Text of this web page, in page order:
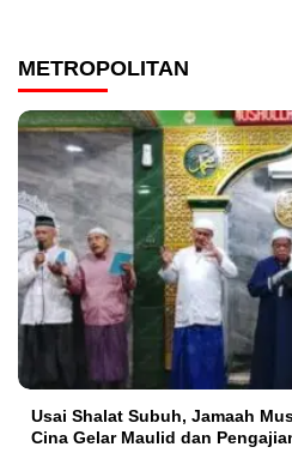
METROPOLITAN
Usai Shalat Subuh, Jamaah
Cina Gelar Maulid dan